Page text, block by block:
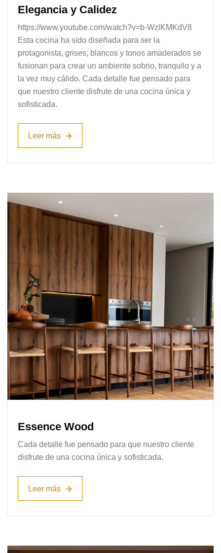
Elegancia y Calidez
https://www.youtube.com/watch?v=b-WzlKMKdV8
Esta cocina ha sido diseñada para ser la
protagonista, grises, blancos y tonos amaderados se
fusionan para crear un ambiente sobrio, tranquilo y a
la vez muy cálido. Cada detalle fue pensado para
que nuestro cliente disfrute de una cocina única y
sofisticada.
Leer más
Leer más
Essence Wood
Cada detalle fue pensado para que nuestro cliente
disfrute de una cocina única y sofisticada.
Leer más
Leer más